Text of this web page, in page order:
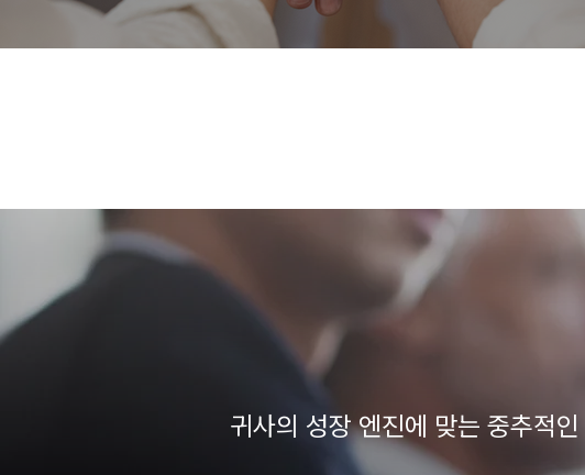
귀사의 성장 엔진에 맞는 중추적